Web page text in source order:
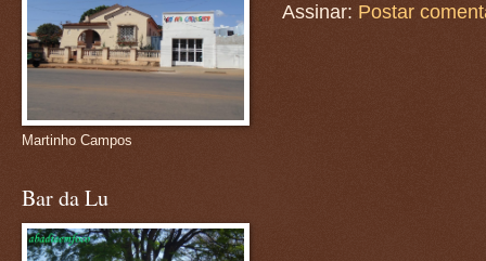
Assinar: Postar
Martinho Campos
Bar da Lu